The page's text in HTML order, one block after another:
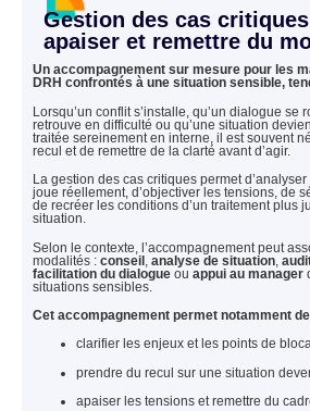
Gestion des cas
apaiser et remettre du
Un accompagnement sur mesure pour les
DRH confrontés à une situation sensible,
Lorsqu’un conflit s’installe, qu’un dialogue se
retrouve en difficulté ou qu’une situation
traitée sereinement en interne, il est souvent
recul et de remettre de la clarté avant d’agir.
La gestion des cas critiques permet
joue réellement, d’objectiver les tensions, de
de recréer les conditions d’un traitement plus
situation.
Selon le contexte, l’accompagnement peut
modalités : conseil analyse de situation
facilitation du dialogue ou appui au manager
situations sensibles.
Cet accompagnement permet notamment
clarifier les enjeux et les points de
prendre du recul sur une situation
apaiser les tensions et remettre du